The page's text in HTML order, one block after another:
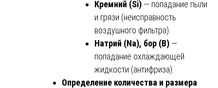
Кремний (Si) — попадание пыли
и грязи (неисправность
воздушного фильтра).
Натрий (Na), бор (B) —
попадание охлаждающей
жидкости (антифриза).
Определение количества и размера